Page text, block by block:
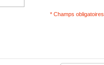
* Champs obligatoires